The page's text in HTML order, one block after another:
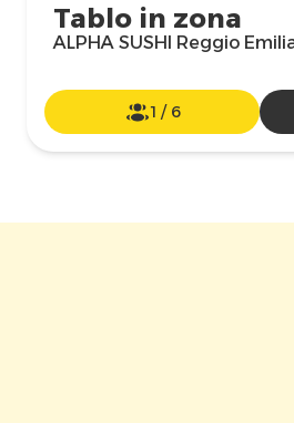
Tablo in zona
ALPHA SUSHI Reggio
1 / 6